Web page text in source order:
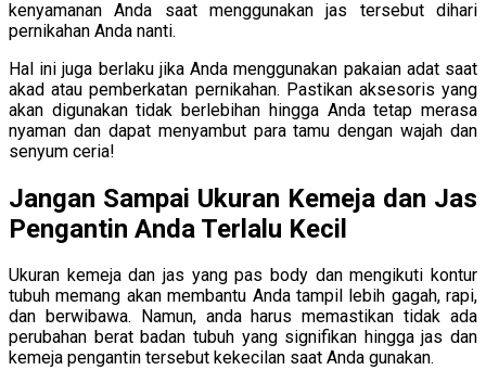
kenyamanan Anda saat menggunakan jas tersebut dihari
pernikahan Anda nanti.
Hal ini juga berlaku jika Anda menggunakan pakaian adat saat
akad atau pemberkatan pernikahan. Pastikan aksesoris yang
akan digunakan tidak berlebihan hingga Anda tetap merasa
nyaman dan dapat menyambut para tamu dengan wajah dan
senyum ceria!
Jangan Sampai Ukuran Kemeja dan Jas
Pengantin Anda Terlalu Kecil
Ukuran kemeja dan jas yang pas body dan mengikuti kontur
tubuh memang akan membantu Anda tampil lebih gagah, rapi,
dan berwibawa. Namun, anda harus memastikan tidak ada
perubahan berat badan tubuh yang signifikan hingga jas dan
kemeja pengantin tersebut kekecilan saat Anda gunakan.